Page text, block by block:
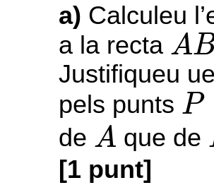
a) Calculeu
a la recta A
A B
Justifiqueu
pels punts P
P=
de A
A que de
[1 punt]